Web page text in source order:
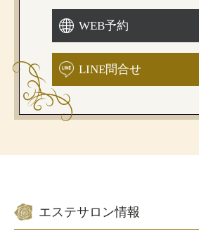
WEB予約
LINE問合せ
エステサロン情報